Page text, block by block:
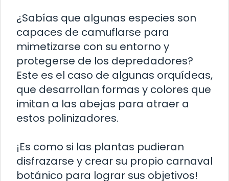
¿Sabías que algunas especies son
capaces de camuflarse para
mimetizarse con su entorno y
protegerse de los depredadores?
Este es el caso de algunas orquídeas,
que desarrollan formas y colores que
imitan a las abejas para atraer a
estos polinizadores.
¡Es como si las plantas pudieran
disfrazarse y crear su propio carnaval
botánico para lograr sus objetivos!